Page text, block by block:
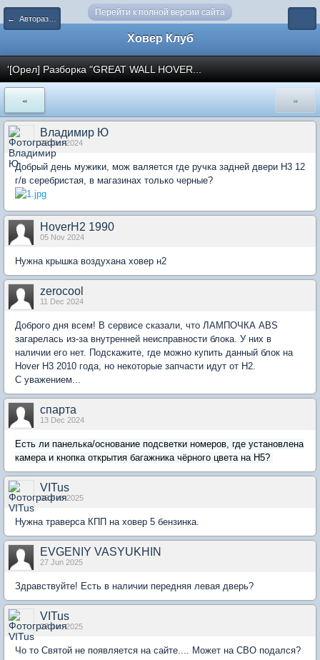
Перейти к полной версии сайта
← Авторазборки Hover, Haval
Ховер Клуб
'[Орел] Разборка "GREAT WALL HOVER...
« »
Владимир Ю
22 Oct 2024
Добрый день мужики, мож валяется где ручка задней двери Н3 12
г/в серебристая, в магазинах только черные?
HoverH2 1990
05 Nov 2024
Нужна крышка воздухана ховер н2
zerocool
11 Dec 2024
Доброго дня всем! В сервисе сказали, что ЛАМПОЧКА ABS
загарелась из-за внутренней неисправности блока. У них в
наличии его нет. Подскажите, где можно купить данный блок на
Hover H3 2010 года, но некоторые запчасти идут от Н2.
С уважением...
спарта
13 Dec 2024
Есть ли панелька/основание подсветки номеров, где установлена
камера и кнопка открытия багажника чёрного цвета на H5?
VITus
06 Feb 2025
Нужна траверса КПП на ховер 5 бензинка.
EVGENIY VASYUKHIN
27 Jun 2025
Здравствуйте! Есть в наличии передняя левая дверь?
VITus
27 Jun 2025
Чо то Святой не появляется на сайте.... Может на СВО подался?